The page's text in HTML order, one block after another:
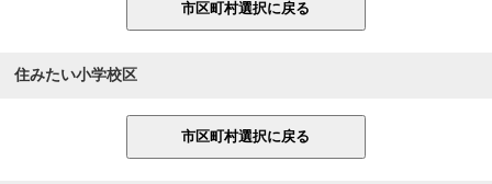
住みたい小学校区